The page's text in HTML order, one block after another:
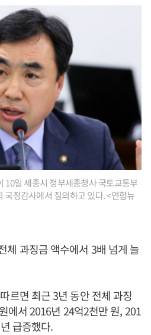
일 세종시 정부세종청사 국토교통부
국정감사에서 질의하고 있다. <연합뉴
체 과징금 액수에서 3배 넘게 늘
르면 최근 3년 동안 전체 과징
에서 2016년 24억2천만 원, 201
급증했다.